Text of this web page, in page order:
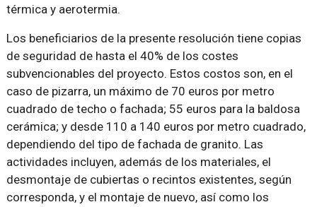
térmica y aerotermia.
Los beneficiarios de la presente resolución tiene copias
de seguridad de hasta el 40% de los costes
subvencionables del proyecto. Estos costos son, en el
caso de pizarra, un máximo de 70 euros por metro
cuadrado de techo o fachada; 55 euros para la baldosa
cerámica; y desde 110 a 140 euros por metro cuadrado,
dependiendo del tipo de fachada de granito. Las
actividades incluyen, además de los materiales, el
desmontaje de cubiertas o recintos existentes, según
corresponda, y el montaje de nuevo, así como los